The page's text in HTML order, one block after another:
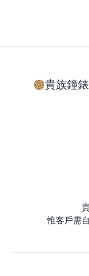
貴族鐘
惟客戶需